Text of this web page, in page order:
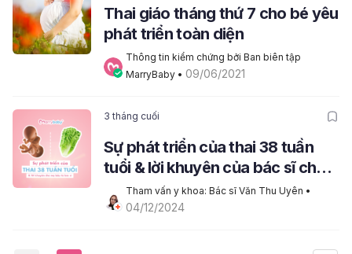
Thai giáo tháng thứ 7 cho bé yêu
phát triển toàn diện
Thông tin kiểm chứng bởi Ban biên tập
MarryBaby • 09/06/2021
3 tháng cuối
Sự phát triển của thai 38 tuần
tuổi & lời khuyên của bác sĩ cho
mẹ bầu
Tham vấn y khoa: Bác sĩ Văn Thu Uyên
04/12/2024